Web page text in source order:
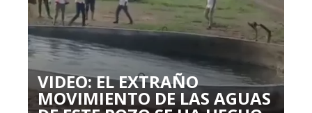
VIDEO: EL EXTRAÑO
MOVIMIENTO DE LAS AGUAS